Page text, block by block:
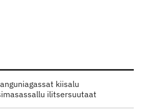
kiisalu
ilitsersuutaat